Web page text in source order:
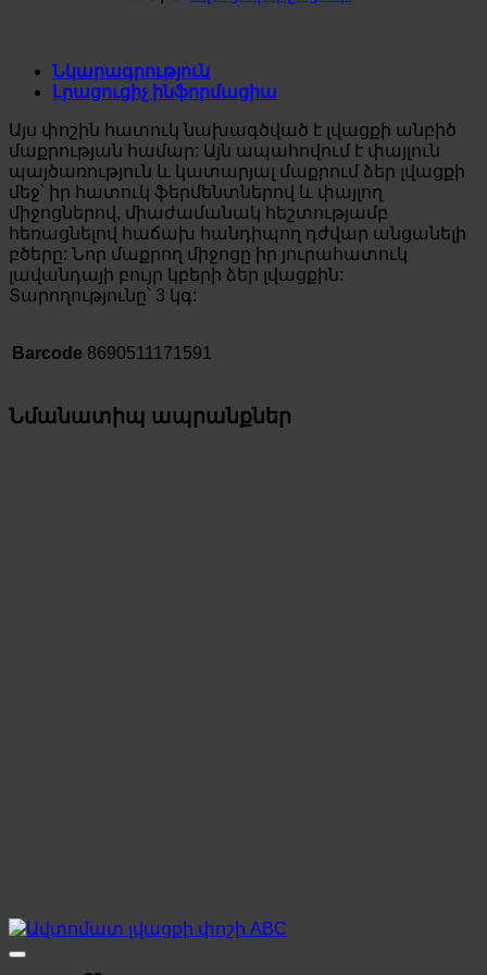
Նկարագրություն
Լրացուցիչ ինֆորմացիա
Այս փոշին հատուկ նախագծված է լվացքի անբիծ
մաքրության համար: Այն ապահովում է փայլուն
պայծառություն և կատարյալ մաքրում ձեր լվացքի
մեջ՝ իր հատուկ ֆերմենտներով և փայլող
միջոցներով, միաժամանակ հեշտությամբ
հեռացնելով հաճախ հանդիպող դժվար անցանելի
բծերը: Նոր մաքրող միջոցը իր յուրահատուկ
լավանդայի բույր կբերի ձեր լվացքին:
Տարողությունը՝ 3 կգ:
Barcode 8690511171591
Նմանատիպ ապրանքներ